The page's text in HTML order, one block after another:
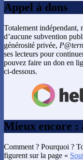
Appel à dons
Totalement indépendant,
d’aucune subvention
générosité privée,
ses lecteurs pour
pouvez faire un don en
ci-dessous.
Mieux encore :
Comment ? Pourquoi ?
figurent sur la page «